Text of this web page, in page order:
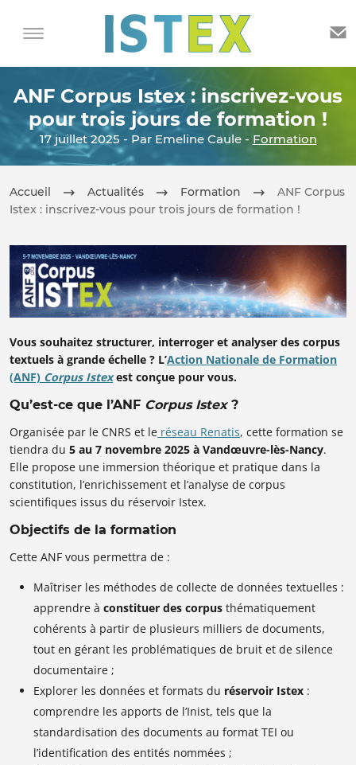
ANF Corpus Istex : inscrivez-vous
pour trois jours de formation !
17 juillet 2025 - Par Emeline Caule - Formation
Accueil Actualités Formation
ANF Corpus
Istex : inscrivez-vous pour trois jours de formation !
Vous souhaitez structurer, interroger et analyser des corpus
textuels à grande échelle ? L’Action Nationale de Formation
(ANF) Corpus Istexest conçue pour vous.
Qu’est-ce que l’ANF Corpus Istex?
Organisée par le CNRS et le réseau Renatis, cette formation se
tiendra du 5 au 7 novembre 2025 à Vandœuvre-lès-Nancy.
Elle propose une immersion théorique et pratique dans la
constitution, l’enrichissement et l’analyse de corpus
scientifiques issus du réservoir Istex.
Objectifs de la formation
Cette ANF vous permettra de :
Maîtriser les méthodes de collecte de données textuelles :
apprendre à constituer des corpus thématiquement
cohérents à partir de plusieurs milliers de documents,
tout en gérant les problématiques de bruit et de silence
documentaire ;
Explorer les données et formats du réservoir Istex :
comprendre les apports de l’Inist, tels que la
standardisation des documents au format TEI ou
l’identification des entités nommées ;